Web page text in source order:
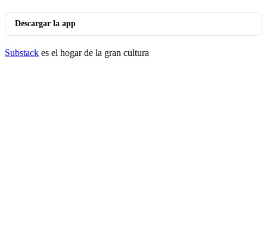
Descargar la app
Substack es el hogar de la gran cultura